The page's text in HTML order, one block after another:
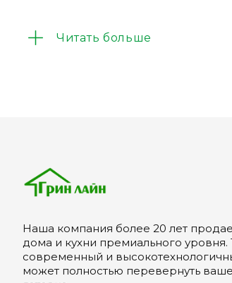
Специальная прокладка
Читать больше
Наша компания более 20 лет
дома и кухни премиального
современный и
может полностью перевернуть